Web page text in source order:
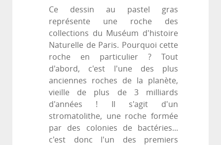
Ce dessin au pastel gras
représente une roche des
collections du Muséum d'histoire
Naturelle de Paris. Pourquoi cette
roche en particulier ? Tout
d'abord, c'est l'une des plus
anciennes roches de la planète,
vieille de plus de 3 milliards
d'années ! Il s'agit d'un
stromatolithe, une roche formée
par des colonies de bactéries...
c'est donc l'un des premiers